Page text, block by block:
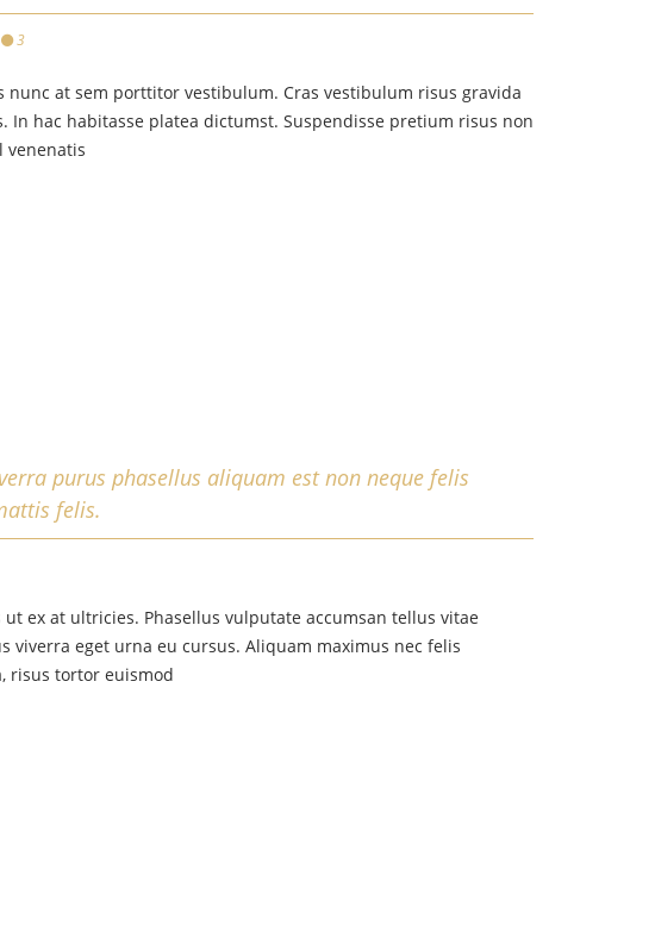
3
nunc at sem porttitor vestibulum. Cras vestibulum risus gravida
In hac habitasse platea dictumst. Suspendisse pretium risus non
venenatis
purus phasellus aliquam est non neque felis
felis.
ut ex at ultricies. Phasellus vulputate accumsan tellus vitae
viverra eget urna eu cursus. Aliquam maximus nec felis
risus tortor euismod